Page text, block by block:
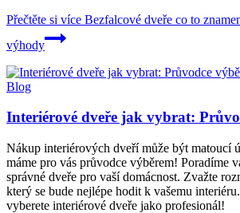
Přečtěte si více Bezfalcové dveře co to
výhody
Blog
Interiérové dveře jak vybrat:
Nákup interiérových dveří může být matoucí
máme pro vás průvodce výběrem! Poradíme
správné dveře pro vaší domácnost. Zvažte
který se bude nejlépe hodit k vašemu
vyberete interiérové dveře jako profesionál!